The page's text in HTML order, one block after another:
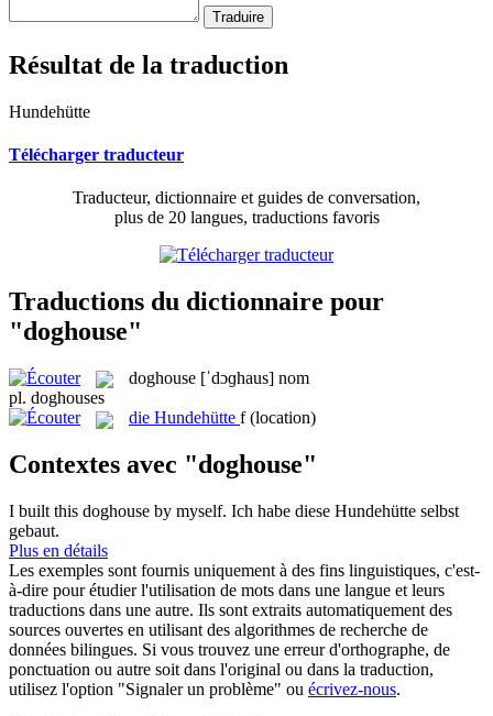
Résultat de la traduction
Hundehütte
Télécharger traducteur
Traducteur, dictionnaire et guides de conversation,
plus de 20 langues, traductions favoris
Traductions du dictionnaire pour
"doghouse"
doghouse [ˈdɔɡhaus] nom
pl. doghouses
die Hundehütte f (location)
Contextes avec "doghouse"
I built this doghouse by myself. Ich habe diese Hundehütte selbst
gebaut.
Plus en détails
Les exemples sont fournis uniquement à des fins linguistiques, c'est-
à-dire pour étudier l'utilisation de mots dans une langue et leurs
traductions dans une autre. Ils sont extraits automatiquement des
sources ouvertes en utilisant des algorithmes de recherche de
données bilingues. Si vous trouvez une erreur d'orthographe, de
ponctuation ou autre soit dans l'original ou dans la traduction,
utilisez l'option "Signaler un problème" ou écrivez-nous.